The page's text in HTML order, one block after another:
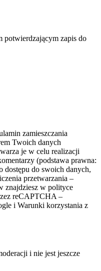
potwierdzającym zapis do
zamieszczania
Twoich danych
je w celu realizacji
(podstawa prawna:
dostępu do swoich danych,
przetwarzania –
znajdziesz w polityce
reCAPTCHA –
i Warunki korzystania z
i nie jest jeszcze